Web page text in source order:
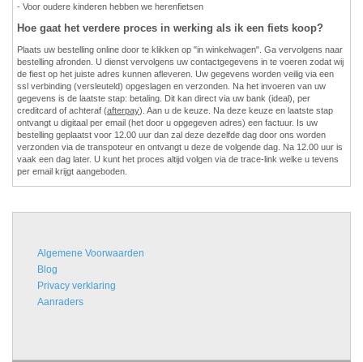
- Voor oudere kinderen hebben we herenfietsen
Hoe gaat het verdere proces in werking als ik een fiets koop?
Plaats uw bestelling online door te klikken op "in winkelwagen". Ga vervolgens naar
bestelling afronden. U dienst vervolgens uw contactgegevens in te voeren zodat wij
de fiest op het juiste adres kunnen afleveren. Uw gegevens worden veilig via een
ssl verbinding (versleuteld) opgeslagen en verzonden. Na het invoeren van uw
gegevens is de laatste stap: betaling. Dit kan direct via uw bank (ideal), per
creditcard of achteraf (afterpay). Aan u de keuze. Na deze keuze en laatste stap
ontvangt u digitaal per email (het door u opgegeven adres) een factuur. Is uw
bestelling geplaatst voor 12.00 uur dan zal deze dezelfde dag door ons worden
verzonden via de transpoteur en ontvangt u deze de volgende dag. Na 12.00 uur is
vaak een dag later. U kunt het proces altijd volgen via de trace-link welke u tevens
per email krijgt aangeboden.
Algemene Voorwaarden
Blog
Privacy verklaring
Aanraders